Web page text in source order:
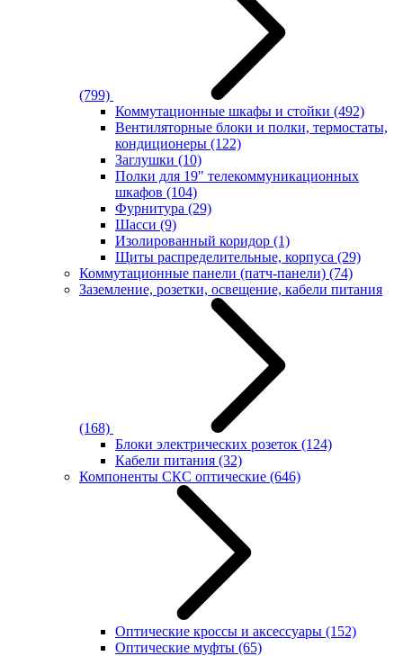
(799)
Коммутационные шкафы и стойки (492)
Вентиляторные блоки и полки, термостаты,
кондиционеры (122)
Заглушки (10)
Полки для 19" телекоммуникационных
шкафов (104)
Фурнитура (29)
Шасси (9)
Изолированный коридор (1)
Щиты распределительные, корпуса (29)
Коммутационные панели (патч-панели) (74)
Заземление, розетки, освещение, кабели питания
(168)
Блоки электрических розеток (124)
Кабели питания (32)
Компоненты СКС оптические (646)
Оптические кроссы и аксессуары (152)
Оптические муфты (65)